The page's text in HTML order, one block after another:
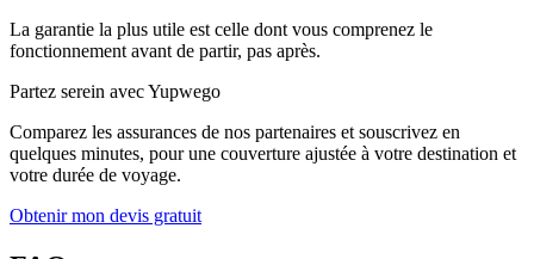
La garantie la plus utile est celle dont vous comprenez le
fonctionnement avant de partir, pas après.
Partez serein avec Yupwego
Comparez les assurances de nos partenaires et souscrivez en
quelques minutes, pour une couverture ajustée à votre destination et
votre durée de voyage.
Obtenir mon devis gratuit